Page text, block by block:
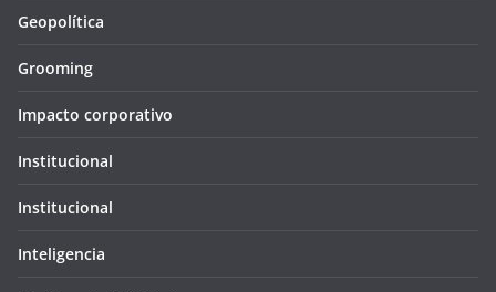
Geopolítica
Grooming
Impacto corporativo
Institucional
Institucional
Inteligencia